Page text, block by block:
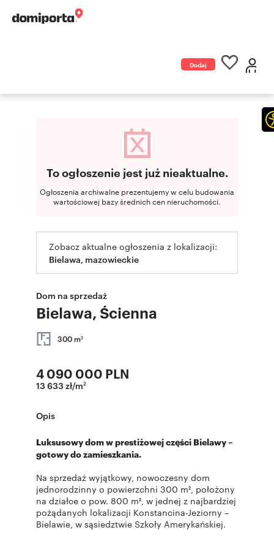
Dodaj
To ogłoszenie jest już nieaktualne.
Ogłoszenia archiwalne prezentujemy w celu budowania
wartościowej bazy średnich cen nieruchomości.
Zobacz aktualne ogłoszenia z lokalizacji:
Bielawa, mazowieckie
Dom na sprzedaż
Bielawa, Ścienna
300 m2
4 090 000 PLN
13 633 zł/m2
Opis
Luksusowy dom w prestiżowej części Bielawy –
gotowy do zamieszkania.
Na sprzedaż wyjątkowy, nowoczesny dom
jednorodzinny o powierzchni 300 m², położony
na działce o pow. 800 m², w jednej z najbardziej
pożądanych lokalizacji Konstancina-Jeziorny –
Bielawie, w sąsiedztwie Szkoły Amerykańskiej.